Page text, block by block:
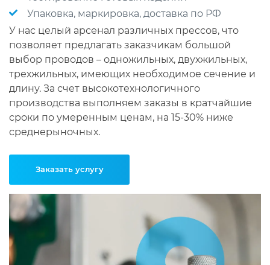
Упаковка, маркировка, доставка по РФ
У нас целый арсенал различных прессов, что
позволяет предлагать заказчикам большой
выбор проводов – одножильных, двухжильных,
трехжильных, имеющих необходимое сечение и
длину. За счет высокотехнологичного
производства выполняем заказы в кратчайшие
сроки по умеренным ценам, на 15-30% ниже
среднерыночных.
Заказать услугу